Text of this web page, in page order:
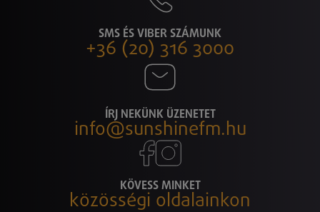
SMS ÉS VIBER SZÁMUNK
+36 (20) 316 3000
ÍRJ NEKÜNK ÜZENETET
info@sunshinefm.hu
KÖVESS MINKET
közösségi oldalainkon